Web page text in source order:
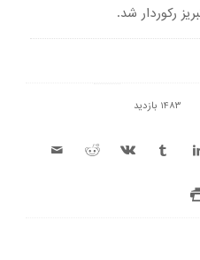
رکوردار شد.
1483 بازدید